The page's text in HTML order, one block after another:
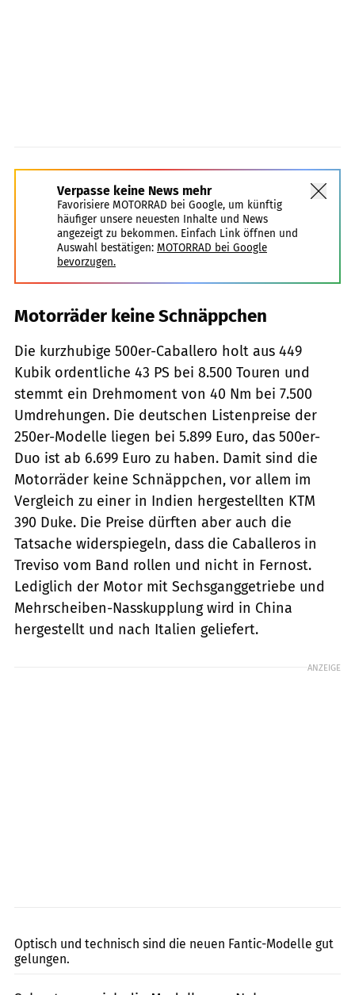
Verpasse keine News mehr
Favorisiere MOTORRAD bei Google, um künftig
häufiger unsere neuesten Inhalte und News
angezeigt zu bekommen. Einfach Link öffnen und
Auswahl bestätigen: MOTORRAD bei Google
bevorzugen.
Motorräder keine Schnäppchen
Die kurzhubige 500er-Caballero holt aus 449
Kubik ordentliche 43 PS bei 8.500 Touren und
stemmt ein Drehmoment von 40 Nm bei 7.500
Umdrehungen. Die deutschen Listenpreise der
250er-Modelle liegen bei 5.899 Euro, das 500er-
Duo ist ab 6.699 Euro zu haben. Damit sind die
Motorräder keine Schnäppchen, vor allem im
Vergleich zu einer in Indien hergestellten KTM
390 Duke. Die Preise dürften aber auch die
Tatsache widerspiegeln, dass die Caballeros in
Treviso vom Band rollen und nicht in Fernost.
Lediglich der Motor mit Sechsganggetriebe und
Mehrscheiben-Nasskupplung wird in China
hergestellt und nach Italien geliefert.
ANZEIGE
Optisch und technisch sind die neuen Fantic-Modelle gut
gelungen.